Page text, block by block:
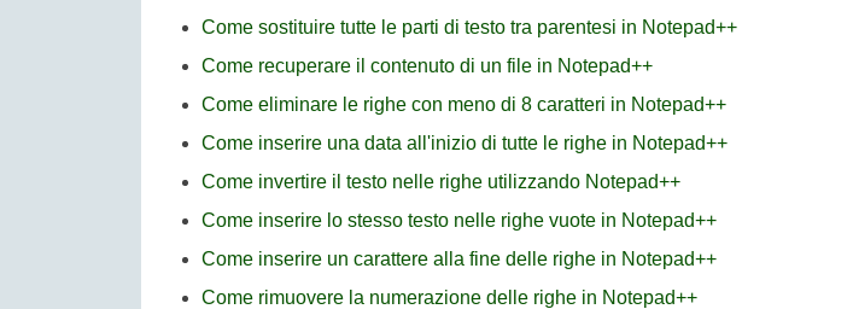
Come sostituire tutte le parti di testo tra parentesi in Notepad++
Come recuperare il contenuto di un file in Notepad++
Come eliminare le righe con meno di 8 caratteri in Notepad++
Come inserire una data all'inizio di tutte le righe in Notepad++
Come invertire il testo nelle righe utilizzando Notepad++
Come inserire lo stesso testo nelle righe vuote in Notepad++
Come inserire un carattere alla fine delle righe in Notepad++
Come rimuovere la numerazione delle righe in Notepad++